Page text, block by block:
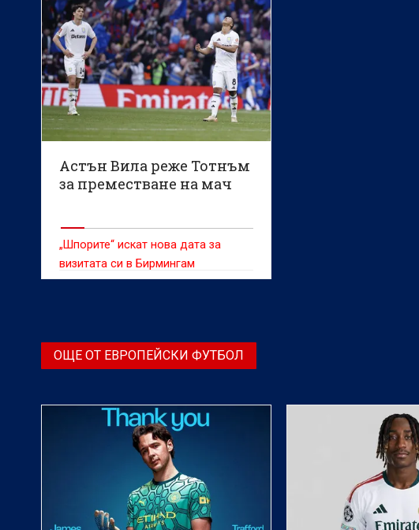
Астън Вила реже Тотнъм
за преместване на мач
„Шпорите“ искат нова дата за
визитата си в Бирмингам
ОЩЕ ОТ ЕВРОПЕЙСКИ ФУТБОЛ